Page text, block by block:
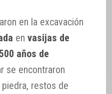
en la excavación
en vasijas de
años de
se encontraron
restos de